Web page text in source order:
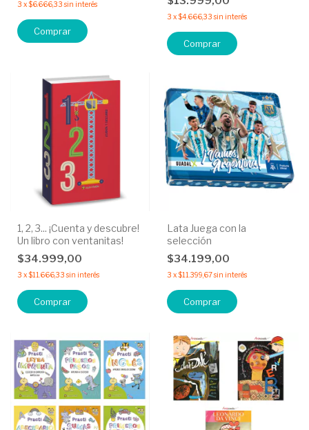
3 x$6.666,33 sin interés
Comprar
3 x$4.666,33 sin interés
Comprar
1, 2, 3... ¡Cuenta y descubre!
Un libro con ventanitas!
$34.999,00
3 x$11.666,33 sin interés
Lata Juega con la
selección
$34.199,00
3 x$11.399,67sin interés